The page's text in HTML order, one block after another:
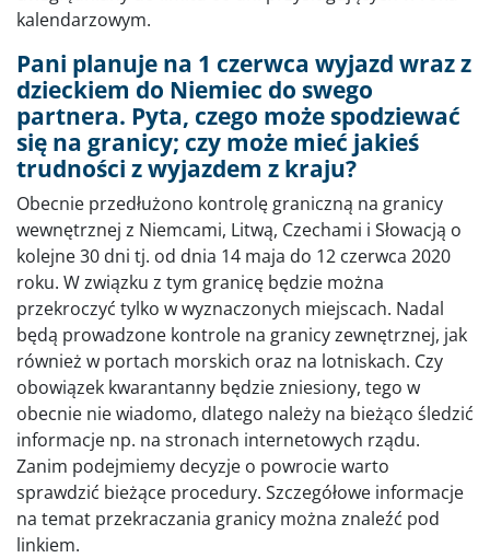
kalendarzowym.
Pani planuje na 1 czerwca wyjazd wraz z
dzieckiem do Niemiec do swego
partnera. Pyta, czego może spodziewać
się na granicy; czy może mieć jakieś
trudności z wyjazdem z kraju?
Obecnie przedłużono kontrolę graniczną na granicy
wewnętrznej z Niemcami, Litwą, Czechami i Słowacją o
kolejne 30 dni tj. od dnia 14 maja do 12 czerwca 2020
roku. W związku z tym granicę będzie można
przekroczyć tylko w wyznaczonych miejscach. Nadal
będą prowadzone kontrole na granicy zewnętrznej, jak
również w portach morskich oraz na lotniskach. Czy
obowiązek kwarantanny będzie zniesiony, tego w
obecnie nie wiadomo, dlatego należy na bieżąco śledzić
informacje np. na stronach internetowych rządu.
Zanim podejmiemy decyzje o powrocie warto
sprawdzić bieżące procedury. Szczegółowe informacje
na temat przekraczania granicy można znaleźć pod
linkiem.